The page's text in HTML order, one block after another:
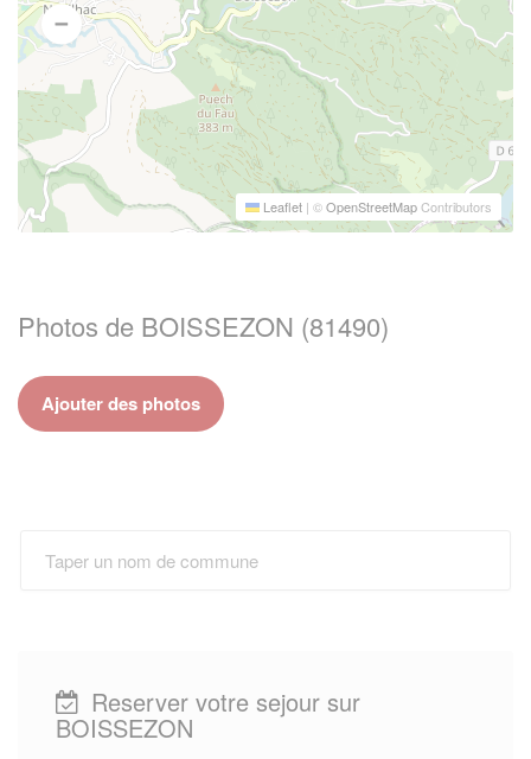
Leaflet | ©OpenStreetMapContributors
Photos de BOISSEZON (81490)
Ajouter des photos
Reserver votre sejour sur
BOISSEZON